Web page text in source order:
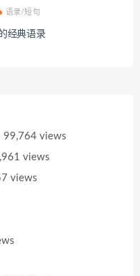
语录/短句
经典语录
99,764 views
views
views